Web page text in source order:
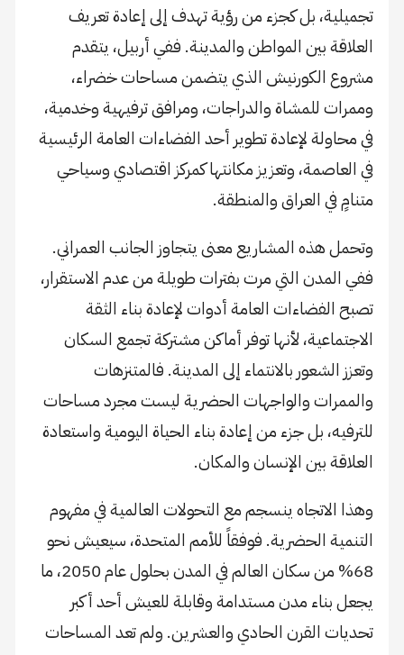
تجميلية، بل كجزء من رؤية تهدف إلى إعادة تعريف
العلاقة بين المواطن والمدينة. ففي أربيل، يتقدم
مشروع الكورنيش الذي يتضمن مساحات خضراء،
وممرات للمشاة والدراجات، ومرافق ترفيهية وخدمية،
في محاولة لإعادة تطوير أحد الفضاءات العامة الرئيسية
في العاصمة، وتعزيز مكانتها كمركز اقتصادي وسياحي
متنامٍ في العراق والمنطقة.
وتحمل هذه المشاريع معنى يتجاوز الجانب العمراني.
ففي المدن التي مرت بفترات طويلة من عدم الاستقرار،
تصبح الفضاءات العامة أدوات لإعادة بناء الثقة
الاجتماعية، لأنها توفر أماكن مشتركة تجمع السكان
وتعزز الشعور بالانتماء إلى المدينة. فالمتنزهات
والممرات والواجهات الحضرية ليست مجرد مساحات
للترفيه، بل جزء من إعادة بناء الحياة اليومية واستعادة
العلاقة بين الإنسان والمكان.
وهذا الاتجاه ينسجم مع التحولات العالمية في مفهوم
التنمية الحضرية. فوفقاً للأمم المتحدة، سيعيش نحو
68% من سكان العالم في المدن بحلول عام 2050، ما
يجعل بناء مدن مستدامة وقابلة للعيش أحد أكبر
تحديات القرن الحادي والعشرين. ولم تعد المساحات